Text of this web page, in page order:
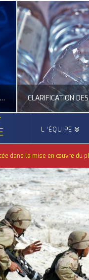
LA COMMISSION EUROPÉENNE INFLIGE UNE AMENDE RECORD À GOOGLE
ACTUALITÉ DE L'UNION EUROPÉENNE, ACTUALITÉ DE LA
L ‘ÉQUIPE
dans la mise en œuvre du